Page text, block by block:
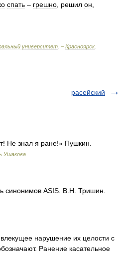
спать – грешно решил он
университет . – Красноярск.
расейский
Не знал я ране!» Пушкин.
Ушакова
синонимов ASIS. В.Н. Тришин.
нарушение их целости с
Ранение касательное